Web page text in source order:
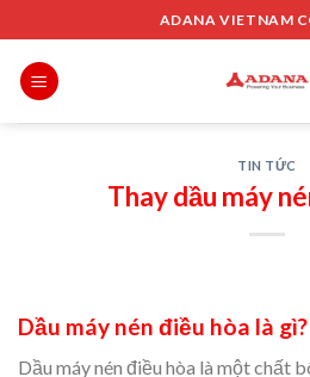
to
content
ADANA VIETNAM
TIN TỨC
Thay dầu máy
Dầu máy nén điều hòa là gì?
Dầu máy nén điều hòa là một chất